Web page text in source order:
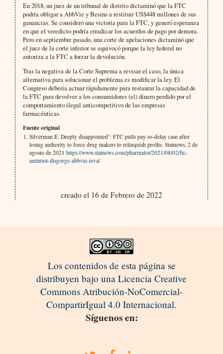
En 2018, un juez de un tribunal de distrito dictaminó que la FTC
podría obligar a AbbVie y Besins a restituir US$448 millones de sus
ganancias. Se consideró una victoria para la FTC, y generó esperanza
en que el veredicto podría erradicar los acuerdos de pago por demora.
Pero en septiembre pasado, una corte de apelaciones dictaminó que
el juez de la corte inferior se equivocó porque la ley federal no
autoriza a la FTC a forzar la devolución.
Tras la negativa de la Corte Suprema a revisar el caso, la única
alternativa para solucionar el problema es modificar la ley. El
Congreso debería actuar rápidamente para restaurar la capacidad de
la FTC para devolver a los consumidores (el) dinero perdido por el
comportamiento ilegal anticompetitivo de las empresas
farmacéuticas.
Fuente original
Silverman E. Deeply disappointed’: FTC pulls pay-to-delay case after
losing authority to force drug makers to relinquish profits. Statnews, 2 de
agosto de 2021 https://www.statnews.com/pharmalot/2021/08/02/ftc-
antitrust-disgorge-abbvie-teva/
creado el 16 de Febrero de 2022
Los contenidos de esta página se
distribuyen bajo una Licencia Creative
Commons Atribución-NoComercial-
CompartirIgual 4.0 Internacional.
Síguenos en: